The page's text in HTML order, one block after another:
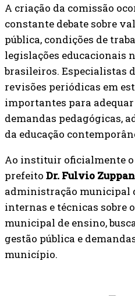
A criação da comissão
constante debate sobre
pública, condições de
legislações educacionais
brasileiros. Especialistas
revisões periódicas em
importantes para
demandas pedagógicas,
da educação
Ao instituir oficialmente o
prefeito Dr. Fulvio
administração municipal
internas e técnicas sobre
municipal de ensino,
gestão pública e
município.